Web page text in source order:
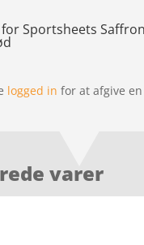
forSportsheets
logged in for at afgive
varer